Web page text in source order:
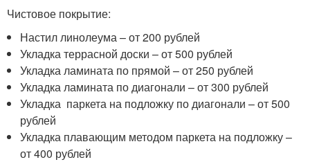
Чистовое покрытие:
Настил линолеума – от 200 рублей
Укладка террасной доски – от 500 рублей
Укладка ламината по прямой – от 250 рублей
Укладка ламината по диагонали – от 300 рублей
Укладка паркета на подложку по диагонали – от 500
рублей
Укладка плавающим методом паркета на подложку –
от 400 рублей